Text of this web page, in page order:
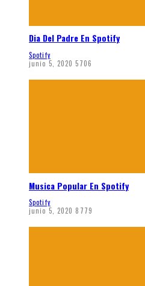
Dia Del Padre En Spotify
Spotify
junio 5, 2020 5706
Musica Popular En Spotify
Spotify
junio 5, 2020 8779